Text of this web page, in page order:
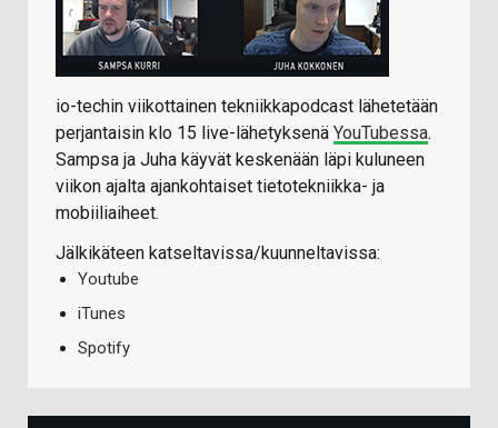
io-techin viikottainen tekniikkapodcast lähetetään
perjantaisin klo 15 live-lähetyksenä YouTubessa.
Sampsa ja Juha käyvät keskenään läpi kuluneen
viikon ajalta ajankohtaiset tietotekniikka- ja
mobiiliaiheet.
Jälkikäteen katseltavissa/kuunneltavissa:
Youtube
iTunes
Spotify